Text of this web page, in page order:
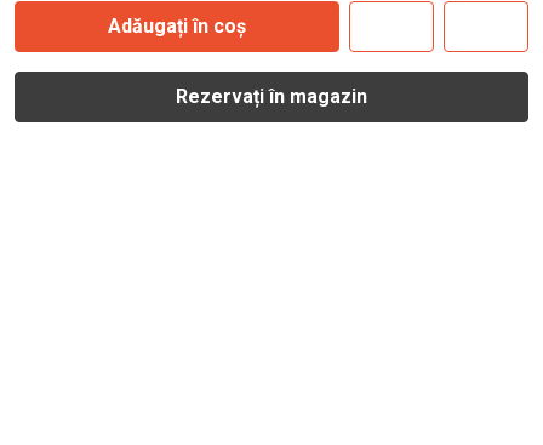
Adăugați în coș
Rezervați în magazin